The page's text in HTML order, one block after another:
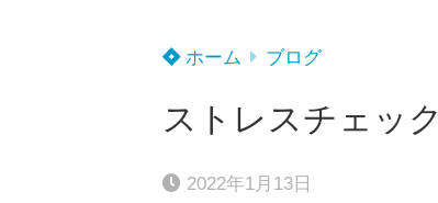
ホーム ブログ
ストレスチェック
2022年1月13日